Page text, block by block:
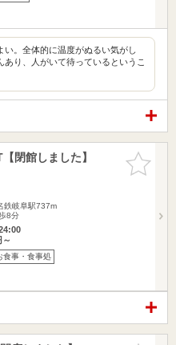
い。全体的に温度がぬるい気がし
り、人がいて待っているというこ
お気に入
りに追加
閉館しました】
鉄岐阜駅737m
8分
食事・食事処